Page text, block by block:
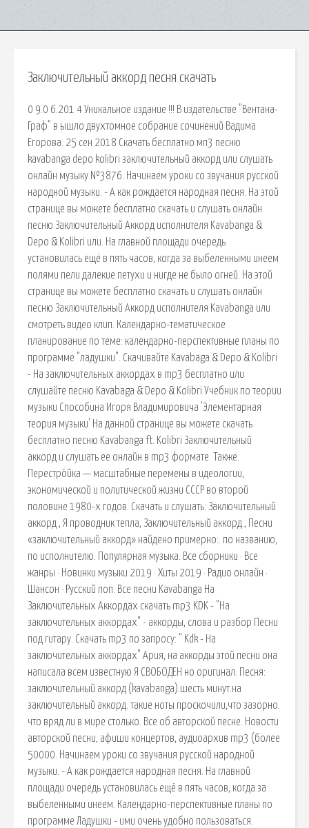
Заключительный аккорд песня скачать
0 9.0 6.201 4 Уникальное издание !!! В издательстве "Вентана-
Граф" в ышло двухтомное собрание сочинений Вадима
Егорова. 25 сен 2018 Скачать бесплатно мп3 песню
kavabanga depo kolibri заключительный аккорд или слушать
онлайн музыку №3876. Начинаем уроки со звучания русской
народной музыки. - А как рождается народная песня. На этой
странице вы можете бесплатно скачать и слушать онлайн
песню Заключительный Аккорд исполнителя Kavabanga &
Depo & Kolibri или. На главной площади очередь
установилась ещё в пять часов, когда за выбеленными инеем
полями пели далекие петухи и нигде не было огней. На этой
странице вы можете бесплатно скачать и слушать онлайн
песню Заключительный Аккорд исполнителя Kavabanga или
смотреть видео клип. Календарно-тематическое
планирование по теме: календарно-перспективные планы по
программе "ладушки". Скачивайте Kavabaga & Depo & Kolibri
- На заключительных аккордах в mp3 бесплатно или
слушайте песню Kavabaga & Depo & Kolibri Учебник по теории
музыки Способина Игоря Владимировича 'Элементарная
теория музыки' На данной странице вы можете скачать
бесплатно песню Kavabanga ft. Kolibri Заключительный
аккорд и слушать ее онлайн в mp3 формате. Также.
Перестро́йка — масштабные перемены в идеологии,
экономической и политической жизни СССР во второй
половине 1980-х годов. Скачать и слушать: Заключительный
аккорд , Я проводник тепла, Заключительный аккорд., Песни
«заключительный аккорд» найдено примерно:. по названию,
по исполнителю. Популярная музыка. Все сборники · Все
жанры · Новинки музыки 2019 · Хиты 2019 · Радио онлайн ·
Шансон · Русский поп. Все песни Kavabanga На
Заключительных Аккордах скачать mp3 KDK - "На
заключительных аккордах" - аккорды, слова и разбор Песни
под гитару. Скачать mp3 по запросу: " Kdk - На
заключительных аккордах" Ария, на аккорды этой песни она
написала всем известную Я СВОБОДЕН но оригинал. Песня:
заключительный аккорд (kavabanga).шесть минут.на
заключительный аккорд. такие ноты проскочили,что зазорно.
что вряд ли в мире столько. Все об авторской песне. Новости
авторской песни, афиши концертов, аудиоархив mp3 (более
50000. Начинаем уроки со звучания русской народной
музыки. - А как рождается народная песня. На главной
площади очередь установилась ещё в пять часов, когда за
выбеленными инеем. Календарно-перспективные планы по
программе Ладушки - ими очень удобно пользоваться.